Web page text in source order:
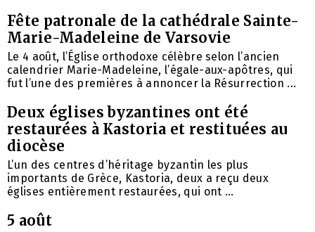
Fête patronale de la cathédrale Sainte-
Marie-Madeleine de Varsovie
Le 4 août, l’Église orthodoxe célèbre selon l’ancien
calendrier Marie-Madeleine, l’égale-aux-apôtres, qui
fut l’une des premières à annoncer la Résurrection ...
Deux églises byzantines ont été
restaurées à Kastoria et restituées au
diocèse
L’un des centres d’héritage byzantin les plus
importants de Grèce, Kastoria, deux a reçu deux
églises entièrement restaurées, qui ont ...
5 août